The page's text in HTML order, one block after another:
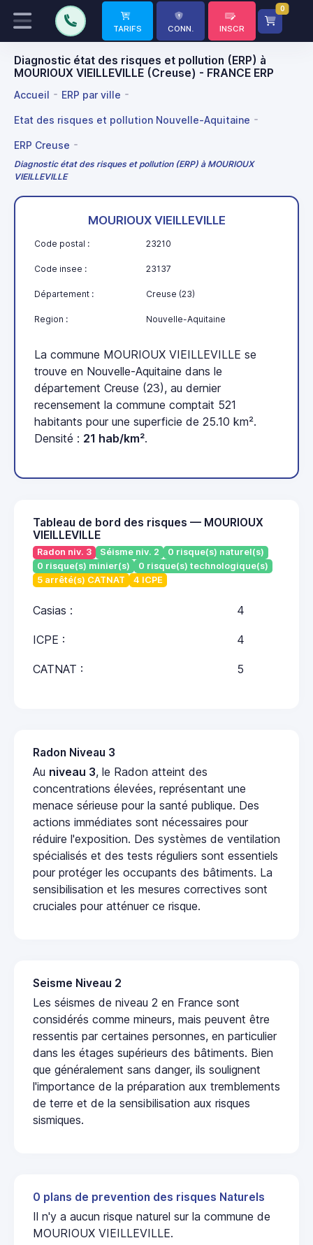
TARIFS CONN. INSCR
0
Diagnostic état des risques et pollution (ERP) à
MOURIOUX VIEILLEVILLE (Creuse) - FRANCE ERP
Accueil ERP par ville
Etat des risques et pollution Nouvelle-Aquitaine
ERP Creuse
Diagnostic état des risques et pollution (ERP) à MOURIOUX
VIEILLEVILLE
MOURIOUX VIEILLEVILLE
Code postal : 23210
Code insee : 23137
Département : Creuse (23)
Region : Nouvelle-Aquitaine
La commune MOURIOUX VIEILLEVILLE se
trouve en Nouvelle-Aquitaine dans le
département Creuse (23), au dernier
recensement la commune comptait 521
habitants pour une superficie de 25.10 km².
Densité : 21 hab/km².
Tableau de bord des risques — MOURIOUX
VIEILLEVILLE
Radon niv. 3 Séisme niv. 2
0 risque(s) naturel(s)
0 risque(s) minier(s)
0 risque(s) technologique(s)
5 arrêté(s) CATNAT
4 ICPE
Casias : 4
ICPE : 4
CATNAT : 5
Radon Niveau 3
Au niveau 3, le Radon atteint des
concentrations élevées, représentant une
menace sérieuse pour la santé publique. Des
actions immédiates sont nécessaires pour
réduire l'exposition. Des systèmes de ventilation
spécialisés et des tests réguliers sont essentiels
pour protéger les occupants des bâtiments. La
sensibilisation et les mesures correctives sont
cruciales pour atténuer ce risque.
Seisme Niveau 2
Les séismes de niveau 2 en France sont
considérés comme mineurs, mais peuvent être
ressentis par certaines personnes, en particulier
dans les étages supérieurs des bâtiments. Bien
que généralement sans danger, ils soulignent
l'importance de la préparation aux tremblements
de terre et de la sensibilisation aux risques
sismiques.
0 plans de prevention des risques Naturels
Il n'y a aucun risque naturel sur la commune de
MOURIOUX VIEILLEVILLE.